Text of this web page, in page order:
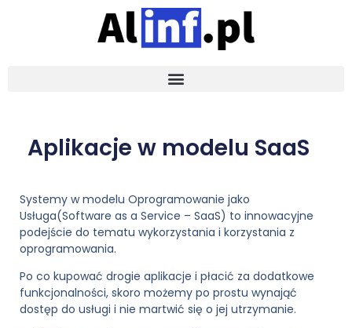
Aplikacje w modelu SaaS
Systemy w modelu Oprogramowanie jako
Usługa(Software as a Service – SaaS) to innowacyjne
podejście do tematu wykorzystania i korzystania z
oprogramowania.
Po co kupować drogie aplikacje i płacić za dodatkowe
funkcjonalności, skoro możemy po prostu wynająć
dostęp do usługi i nie martwić się o jej utrzymanie.